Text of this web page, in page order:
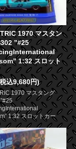
1970 マスタン
”#25
1:32 スロット
込9,680円)
1970 マスタング
1:32 スロットカー